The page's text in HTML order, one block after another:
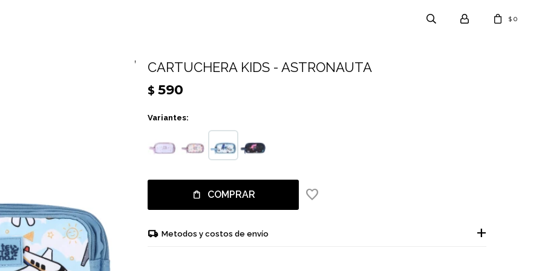
$ 0
CARTUCHERA KIDS - ASTRONAUTA
$ 590
Variantes:
COMPRAR
Metodos y costos de envío